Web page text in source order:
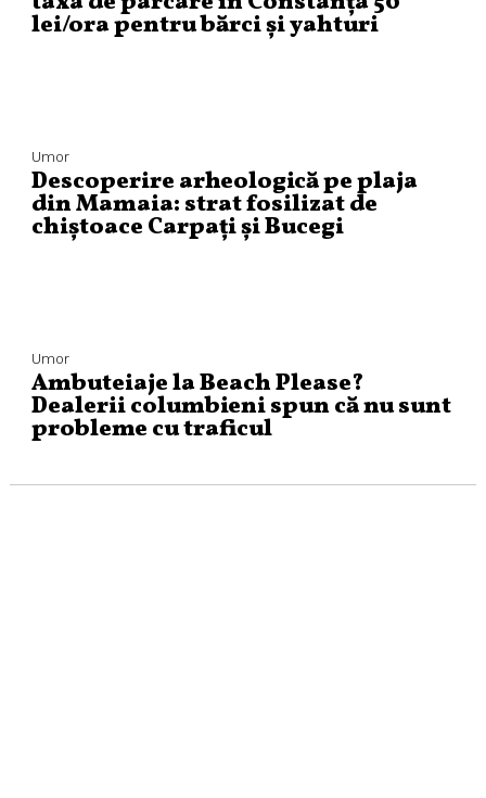
lei/ora pentru bărci și yahturi
Umor
Descoperire arheologică pe plaja
din Mamaia: strat fosilizat de
chiștoace Carpați și Bucegi
Umor
Ambuteiaje la Beach Please?
Dealerii columbieni spun că nu sunt
probleme cu traficul